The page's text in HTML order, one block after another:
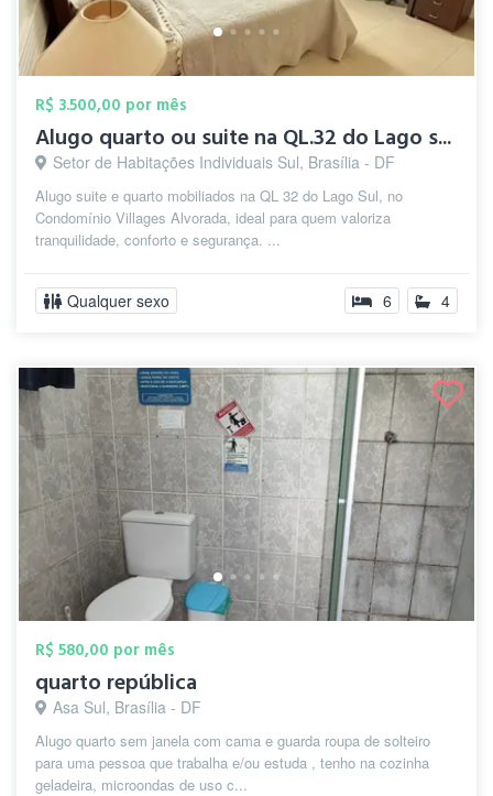
R$ 3.500,00 por mês
Alugo quarto ou suite na QL.32 do Lago s...
Setor de Habitações Individuais Sul, Brasília - DF
Alugo suite e quarto mobiliados na QL 32 do Lago Sul, no
Condomínio Villages Alvorada, ideal para quem valoriza
tranquilidade, conforto e segurança. ...
Qualquer sexo 6 4
R$ 580,00 por mês
quarto república
Asa Sul, Brasília - DF
Alugo quarto sem janela com cama e guarda roupa de solteiro
para uma pessoa que trabalha e/ou estuda , tenho na cozinha
geladeira, microondas de uso c...